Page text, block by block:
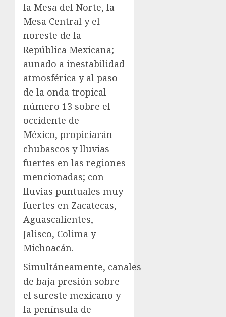
la Mesa del Norte, la
Mesa Central y el
noreste de la
República Mexicana;
aunado a inestabilidad
atmosférica y al paso
de la onda tropical
número 13 sobre el
occidente de
México, propiciarán
chubascos y lluvias
fuertes en las regiones
mencionadas; con
lluvias puntuales muy
fuertes en Zacatecas,
Aguascalientes,
Jalisco, Colima y
Michoacán.
Simultáneamente, canales
de baja presión sobre
el sureste mexicano y
la península de